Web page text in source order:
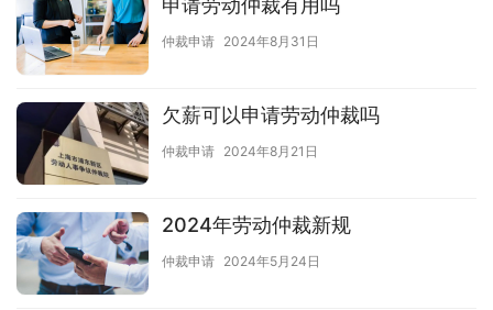
申请劳动仲裁有用吗
仲裁申请 2024年8月31日
欠薪可以申请劳动仲裁吗
仲裁申请 2024年8月21日
2024年劳动仲裁新规
仲裁申请 2024年5月24日